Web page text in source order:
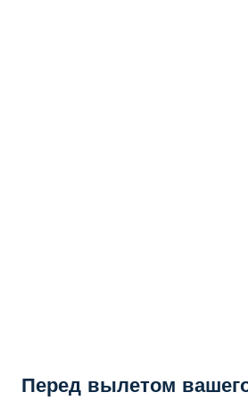
Перед вылетом